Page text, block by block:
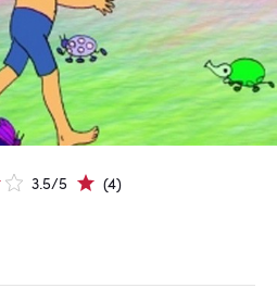
3.5/5 (4)